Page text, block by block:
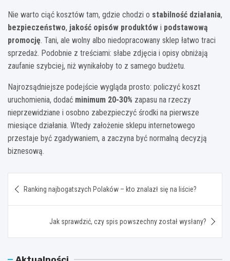
Nie warto ciąć kosztów tam, gdzie chodzi o stabilność działania,
bezpieczeństwo, jakość opisów produktów i podstawową
promocję. Tani, ale wolny albo niedopracowany sklep łatwo traci
sprzedaż. Podobnie z treściami: słabe zdjęcia i opisy obniżają
zaufanie szybciej, niż wynikałoby to z samego budżetu.
Najrozsądniejsze podejście wygląda prosto: policzyć koszt
uruchomienia, dodać minimum 20-30% zapasu na rzeczy
nieprzewidziane i osobno zabezpieczyć środki na pierwsze
miesiące działania. Wtedy założenie sklepu internetowego
przestaje być zgadywaniem, a zaczyna być normalną decyzją
biznesową.
wpisu
Ranking najbogatszych Polaków – kto znalazł się na liście?
Jak sprawdzić, czy spis powszechny został wysłany?